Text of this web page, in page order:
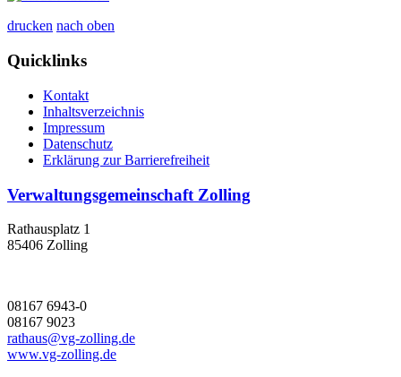
drucken nach oben
Quicklinks
Kontakt
Inhaltsverzeichnis
Impressum
Datenschutz
Erklärung zur Barrierefreiheit
Verwaltungsgemeinschaft Zolling
Rathausplatz 1
85406 Zolling
08167 6943-0
08167 9023
rathaus@vg-zolling.de
www.vg-zolling.de